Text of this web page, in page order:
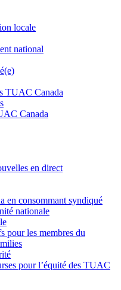
locale
national
TUAC Canada
Canada
en direct
en consommant syndiqué
nationale
pour les membres du
pour l’équité des TUAC